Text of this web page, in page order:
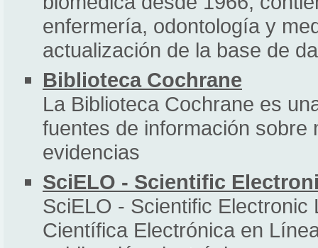
enfermería, odontología y
actualización de la base de
Biblioteca Cochrane
La Biblioteca Cochrane es
fuentes de información sobre
evidencias
SciELO - Scientific
SciELO - Scientific Electronic
Científica Electrónica en